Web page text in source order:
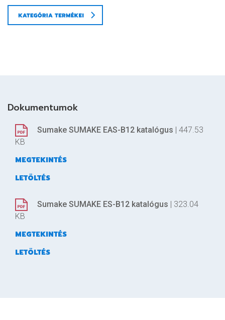
Dokumentumok
Sumake SUMAKE EAS-B12 katalógus | 447.53
KB
MEGTEKINTÉS
LETÖLTÉS
Sumake SUMAKE ES-B12 katalógus | 323.04
KB
MEGTEKINTÉS
LETÖLTÉS